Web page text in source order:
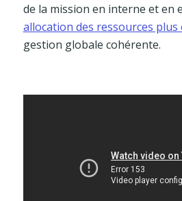
de la mission en interne et en
allocation des ressources plus
gestion globale cohérente.